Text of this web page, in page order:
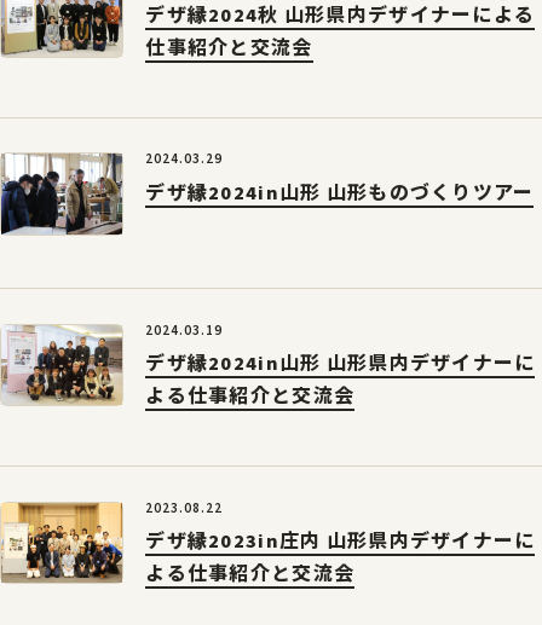
お問合せ
山形県工業技術センター
〒990-2473山形市松栄2-2-1
tel.023-644-3222
サイトポリシープライバシーポリシー
デザ縁2024秋 山形県内デザイナーによる
仕事紹介と交流会
2024.03.29
デザ縁2024in山形 山形ものづくりツアー
2024.03.19
デザ縁2024in山形 山形県内デザイナーに
よる仕事紹介と交流会
2023.08.22
デザ縁2023in庄内 山形県内デザイナーに
よる仕事紹介と交流会